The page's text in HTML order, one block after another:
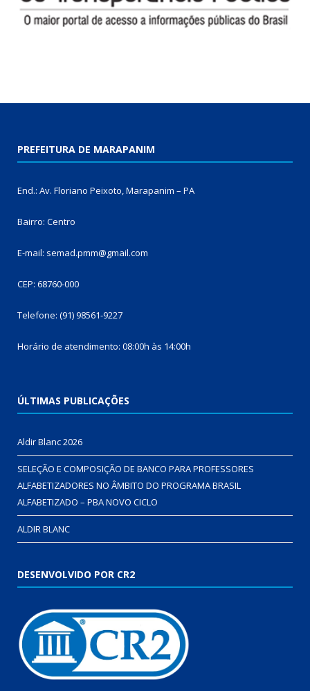
PREFEITURA DE MARAPANIM
End.: Av. Floriano Peixoto, Marapanim – PA
Bairro: Centro
E-mail: semad.pmm@gmail.com
CEP: 68760-000
Telefone: (91) 98561-9227
Horário de atendimento: 08:00h às 14:00h
ÚLTIMAS PUBLICAÇÕES
Aldir Blanc 2026
SELEÇÃO E COMPOSIÇÃO DE BANCO PARA PROFESSORES
ALFABETIZADORES NO ÂMBITO DO PROGRAMA BRASIL
ALFABETIZADO – PBA NOVO CICLO
ALDIR BLANC
DESENVOLVIDO POR CR2